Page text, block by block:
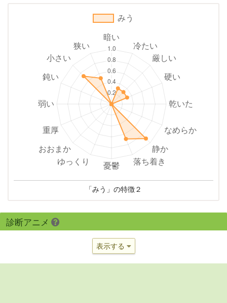
「みう」の特徴２
診断アニメ
表示する